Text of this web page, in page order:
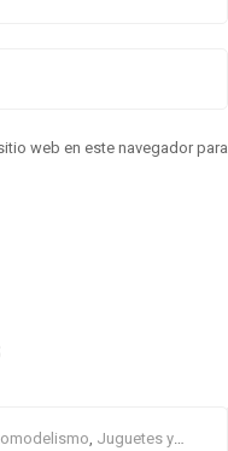
web en este navegador para
, Juguetes y